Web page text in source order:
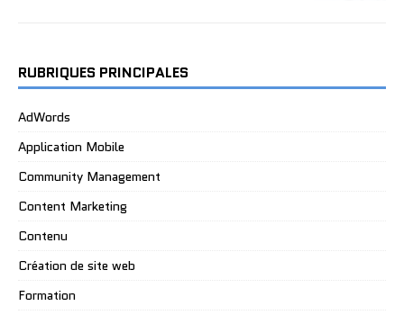
RUBRIQUES PRINCIPALES
AdWords
Application Mobile
Community Management
Content Marketing
Contenu
Création de site web
Formation